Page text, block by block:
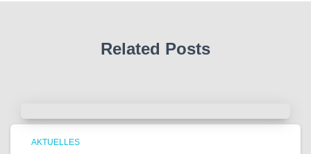
Related Posts
AKTUELLES